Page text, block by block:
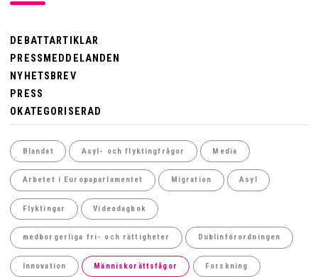
DEBATTARTIKLAR
PRESSMEDDELANDEN
NYHETSBREV
PRESS
OKATEGORISERAD
Blandat Asyl- och flyktingfrågor Media
Arbetet i Europaparlamentet Migration Asyl
Flyktingar Videodagbok
medborgerliga fri- och rättigheter Dublinförordningen
Innovation Människorättsfågor Forskning